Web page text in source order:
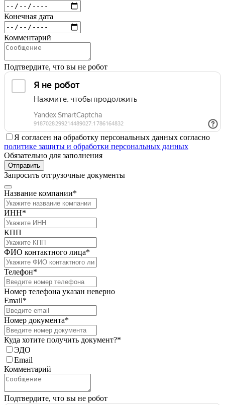
Конечная дата
Комментарий
Подтвердите, что вы не робот
Я согласен на обработку персональных данных согласно
политике защиты и обработки персональных данных
Обязательно для заполнения
Отправить
Запросить отгрузочные документы
Название компании*
ИНН*
КПП
ФИО контактного лица*
Телефон*
Номер телефона указан неверно
Email*
Номер документа*
Куда хотите получить документ?*
ЭДО
Email
Комментарий
Подтвердите, что вы не робот